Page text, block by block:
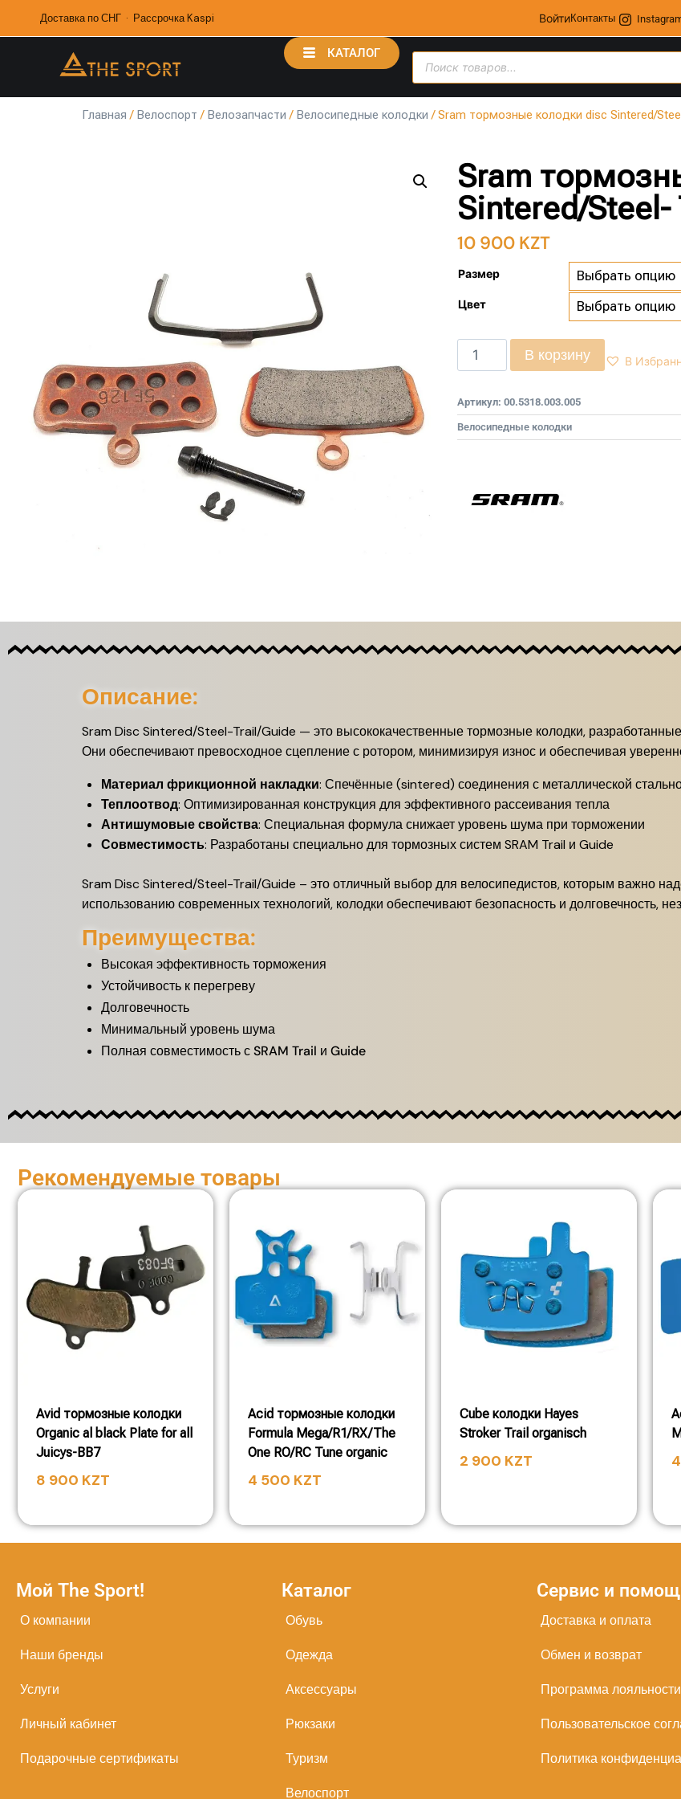
Доставка по СНГ · Рассрочка Kaspi ВойтиКонтакты
КАТАЛОГ
Главная / Велоспорт / Велозапчасти / Велосипедные колодки / Sram тормозные колодки disc Sintered/
Sram
Sintered/Steel-
10 900 KZT
Размер
Цвет
В корзину В
Артикул: 00.5318.003.005
Велосипедные колодки
Описание:
Sram Disc Sintered/Steel-Trail/Guide — это высококачественные тормозные колодки,
Они обеспечивают превосходное сцепление с ротором, минимизируя износ и обеспечивая
Материал фрикционной накладки: Спечённые (sintered) соединения с металлической
Теплоотвод: Оптимизированная конструкция для эффективного рассеивания тепла
Антишумовые свойства: Специальная формула снижает уровень шума при торможении
Совместимость: Разработаны специально для тормозных систем SRAM Trail и Guide
Sram Disc Sintered/Steel-Trail/Guide – это отличный выбор для велосипедистов, которым важно
использованию современных технологий, колодки обеспечивают безопасность и долговечность,
Преимущества:
Высокая эффективность торможения
Устойчивость к перегреву
Долговечность
Минимальный уровень шума
Полная совместимость с SRAM Trail и Guide
Рекомендуемые товары
Avid тормозные колодки
Organic al black Plate for all
Juicys-BB7
8 900 KZT
Acid тормозные колодки
Formula Mega/R1/RX/The
One RO/RC Tune organic
4 500 KZT
Cube колодки Hayes
Stroker Trail organisch
2 900 KZT
Мой The Sport!
О компании
Наши бренды
Услуги
Личный кабинет
Подарочные сертификаты
Каталог
Обувь
Одежда
Аксессуары
Рюкзаки
Туризм
Велоспорт
Сервис и
Доставка и оплата
Обмен и возврат
Программа лояльности
Пользовательское
Политика